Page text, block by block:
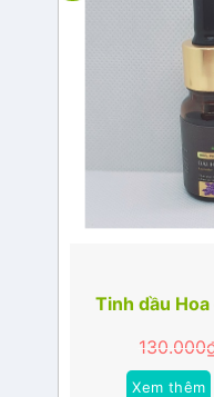
Tinh dầu
130.000
Xem thêm